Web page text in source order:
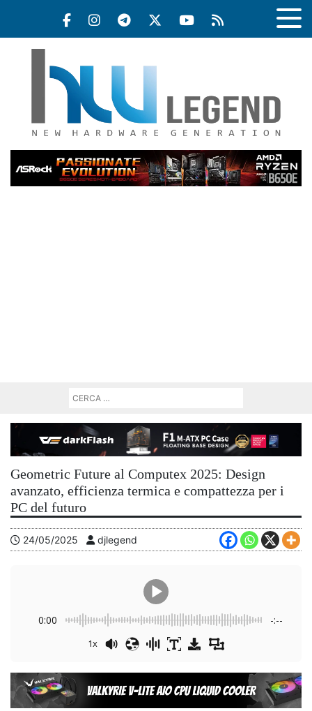
Geometric Future al Computex 2025: Design
avanzato, efficienza termica e compattezza per i
PC del futuro
24/05/2025 djlegend
0:00 -:--
1x